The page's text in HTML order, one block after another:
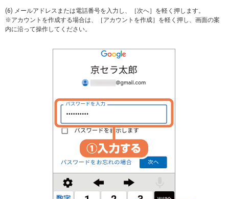
(6) メールアドレスまたは電話番号を入力し、［次へ］を軽く押します。
※アカウントを作成する場合は、［アカウントを作成］を軽く押し、画面の案
内に沿って操作してください。